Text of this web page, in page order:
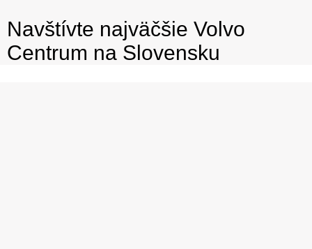
Navštívte najväčšie Volvo
Centrum na Slovensku